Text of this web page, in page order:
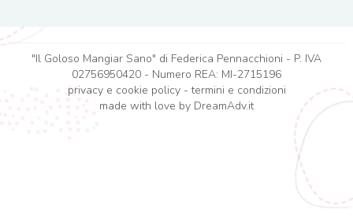
"Il Goloso Mangiar Sano" di Federica Pennacchioni - P. IVA
02756950420 - Numero REA: MI-2715196
privacy e cookie policy-termini e condizioni
made with love by DreamAdv.it